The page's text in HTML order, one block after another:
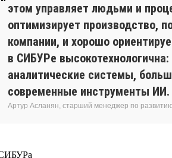
этом управляет людьми и
оптимизирует производство,
компании, и хорошо
в СИБУРе
аналитические системы,
современные инструменты ИИ.
Артур Асланян, старший менеджер по